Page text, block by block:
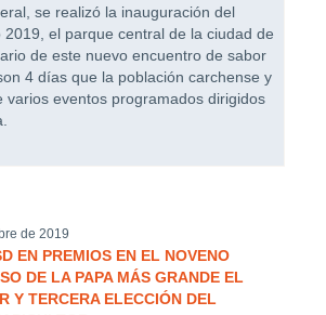
se realizó la inauguración del
2019, el parque central de la ciudad de
de este nuevo encuentro de sabor
4 días que la población carchense y
varios eventos programados dirigidos
de 2019
EN PREMIOS EN EL NOVENO
DE LA PAPA MÁS GRANDE EL
Y TERCERA ELECCIÓN DEL